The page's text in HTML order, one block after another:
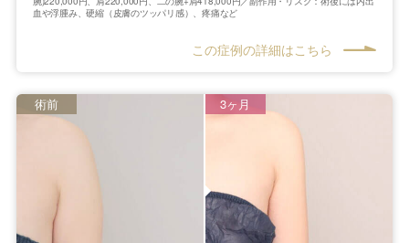
血や浮腫み、硬縮（皮膚のツッパリ感）、疼痛など
この症例の詳細はこちら
術前 3ヶ月